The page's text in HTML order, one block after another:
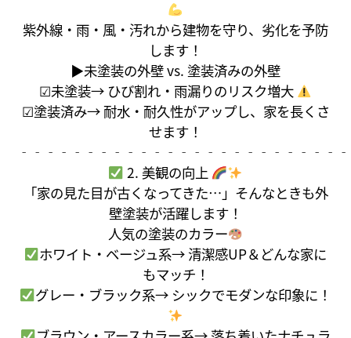
紫外線・雨・風・汚れから建物を守り、劣化を予防
します！
▶未塗装の外壁 vs. 塗装済みの外壁
☑未塗装→ ひび割れ・雨漏りのリスク増大
☑塗装済み→ 耐水・耐久性がアップし、家を長くさ
せます！
2. 美観の向上
「家の見た目が古くなってきた…」そんなときも外
壁塗装が活躍します！
人気の塗装のカラー
ホワイト・ベージュ系→ 清潔感UP＆どんな家に
もマッチ！
グレー・ブラック系→ シックでモダンな印象に！